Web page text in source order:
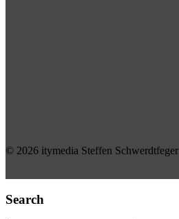
© 2026 itymedia Steffen Schwerdtfeger
Search